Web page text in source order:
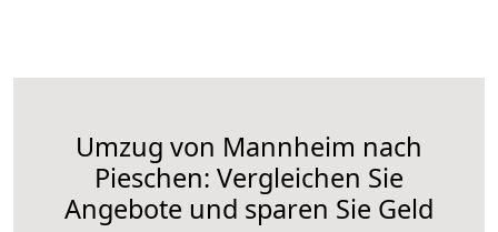
Umzug von Mannheim nach
Pieschen: Vergleichen Sie
Angebote und sparen Sie Geld